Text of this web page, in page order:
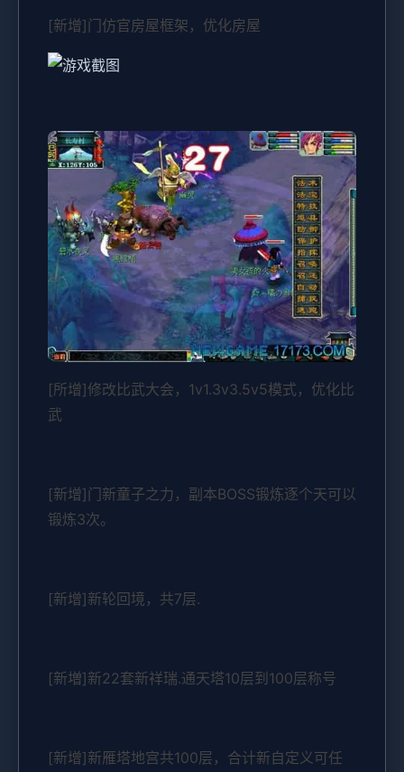
[新增]门仿官房屋框架，优化房屋
[所增]修改比武大会，1v1.3v3.5v5模式，优化比
武
[新增]门新童子之力，副本BOSS锻炼逐个天可以
锻炼3次。
[新增]新轮回境，共7层.
[新増]新22套新祥瑞.通天塔10层到100层称号
[新增]新雁塔地宫共100层，合计新自定义可任